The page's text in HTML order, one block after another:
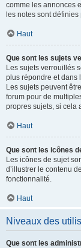
comme les annonces
les notes sont
Haut
Que sont les sujets
Les sujets verrouillés
plus répondre et dans
Les sujets peuvent
forum pour de
propres sujets, si cela
Haut
Que sont les icônes
Les icônes de sujet
d’illustrer le contenu
fonctionnalité.
Haut
Niveaux des
Que sont les